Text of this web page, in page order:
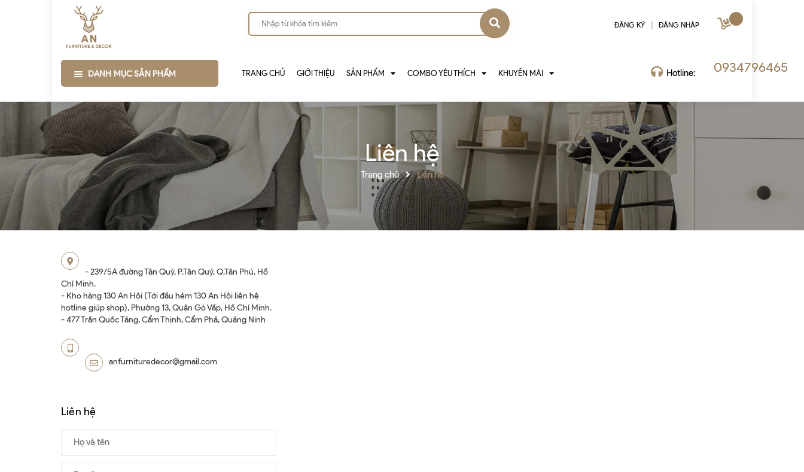
ĐĂNG KÝ ĐĂNG NHẬP
DANH MỤC SẢN PHẨM TRANG CHỦ GIỚI THIỆU SẢN PHẨM COMBO YÊU THÍCH KHUYẾN MÃI Hotline: 0934796465
Liên hệ
Trang chủ Liên hệ
- 239/5A đường Tân Quý, P.Tân Quý, Q.Tân Phú, Hồ
Chí Minh.
- Kho hàng 130 An Hội (Tới đầu hẻm 130 An Hội liên hệ
hotline giúp shop), Phường 13, Quận Gò Vấp, Hồ Chí Minh.
- 477 Trần Quốc Tảng, Cẩm Thịnh, Cẩm Phả, Quảng Ninh
anfurnituredecor@gmail.com
Liên hệ